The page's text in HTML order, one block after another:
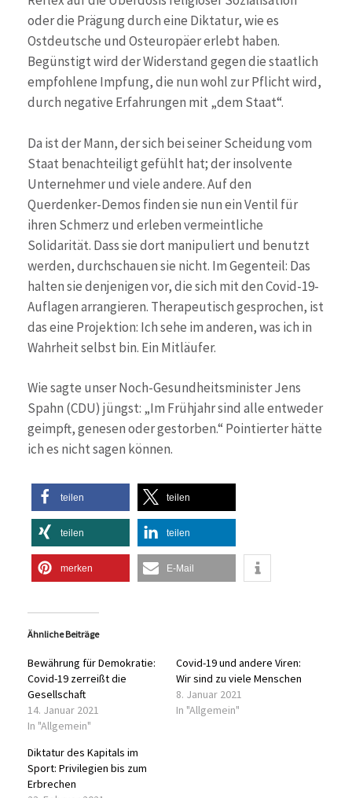
oder die Prägung durch eine Diktatur, wie es
Ostdeutsche und Osteuropäer erlebt haben.
Begünstigt wird der Widerstand gegen die staatlich
empfohlene Impfung, die nun wohl zur Pflicht wird,
durch negative Erfahrungen mit „dem Staat“.
Da ist der Mann, der sich bei seiner Scheidung vom
Staat benachteiligt gefühlt hat; der insolvente
Unternehmer und viele andere. Auf den
Querdenker-Demos finden sie nun ein Ventil für
ihren Schmerz und erleben vermeintliche
Solidarität. Dass sie dort manipuliert und benutzt
werden, durchschauen sie nicht. Im Gegenteil: Das
halten sie denjenigen vor, die sich mit den Covid-19-
Auflagen arrangieren. Therapeutisch gesprochen, ist
das eine Projektion: Ich sehe im anderen, was ich in
Wahrheit selbst bin. Ein Mitläufer.
Wie sagte unser Noch-Gesundheitsminister Jens
Spahn (CDU) jüngst: „Im Frühjahr sind alle entweder
geimpft, genesen oder gestorben.“ Pointierter hätte
ich es nicht sagen können.
teilen teilen
teilen teilen
merken E-Mail
Ähnliche Beiträge
Bewährung für Demokratie:
Covid-19 zerreißt die
Gesellschaft
14. Januar 2021
In "Allgemein"
Covid-19 und andere Viren:
Wir sind zu viele Menschen
8. Januar 2021
In "Allgemein"
Diktatur des Kapitals im
Sport: Privilegien bis zum
Erbrechen